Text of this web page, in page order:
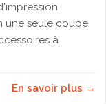
une seule coupe.
à
En savoir plus →